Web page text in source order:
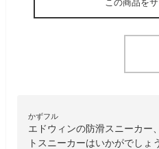
この商品を
かずフル
エドウィンの防滑スニーカー
トスニーカーはいかがでしょ